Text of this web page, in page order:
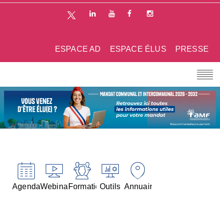
PRESSE
ESPACE ÉLUS
ESPACE AD
AgendaWebinairesFormationsOutils Annuaires